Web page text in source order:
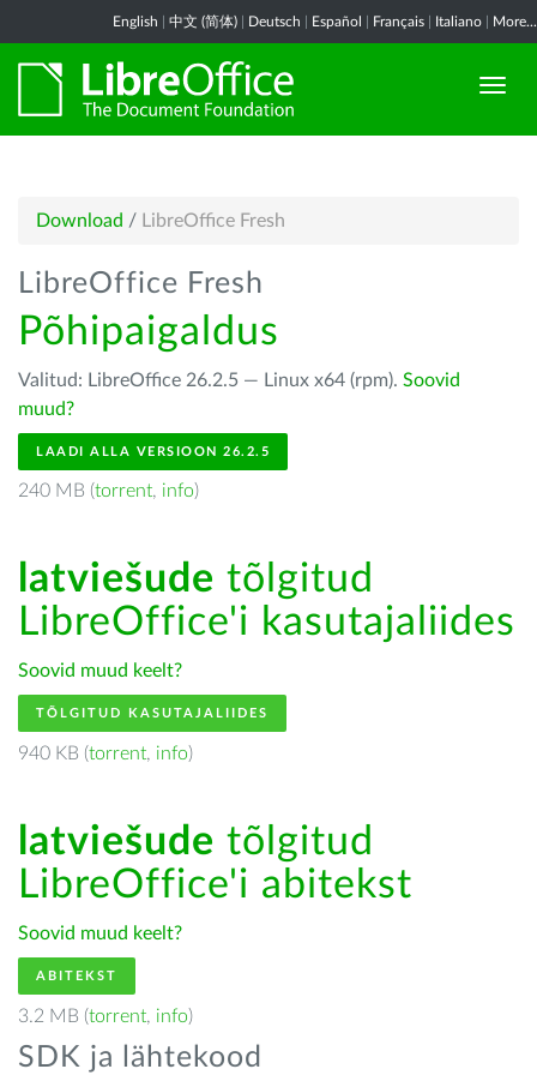
English 中文 (简体) Deutsch Español Français Italiano More...
Download / LibreOffice Fresh
LibreOffice Fresh
Põhipaigaldus
Valitud: LibreOffice 26.2.5 — Linux x64 (rpm). Soovid
muud?
LAADI ALLA VERSIOON 26.2.5
240 MB (torrent, info)
latviešude tõlgitud
LibreOffice'i kasutajaliides
Soovid muud keelt?
TÕLGITUD KASUTAJALIIDES
940 KB (torrent, info)
latviešude tõlgitud
LibreOffice'i abitekst
Soovid muud keelt?
ABITEKST
3.2 MB (torrent, info)
SDK ja lähtekood